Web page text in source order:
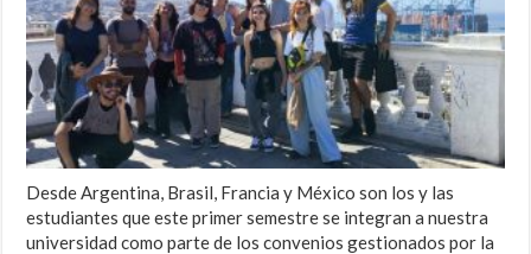
Desde Argentina, Brasil, Francia y México son los y las
estudiantes que este primer semestre se integran a nuestra
universidad como parte de los convenios gestionados por la